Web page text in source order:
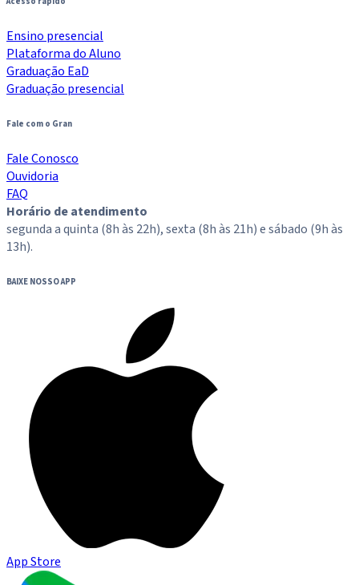
Ensino presencial
Plataforma do Aluno
Graduação EaD
Graduação presencial
Fale com o Gran
Fale Conosco
Ouvidoria
FAQ
Horário de atendimento
segunda a quinta (8h às 22h), sexta (8h às 21h) e sábado (9h às
13h).
BAIXE NOSSO APP
App Store